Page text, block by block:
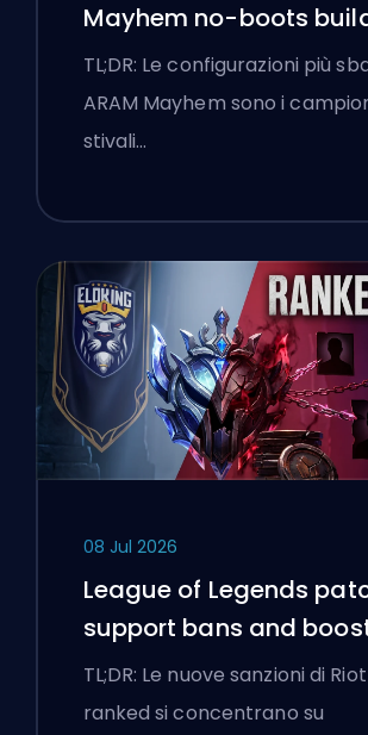
Mayhem no-boots
TL;DR: Le configurazioni più
ARAM Mayhem sono i
stivali…
08 Jul 2026
League of Legends
support bans and
flags
TL;DR: Le nuove sanzioni di
ranked si concentrano su